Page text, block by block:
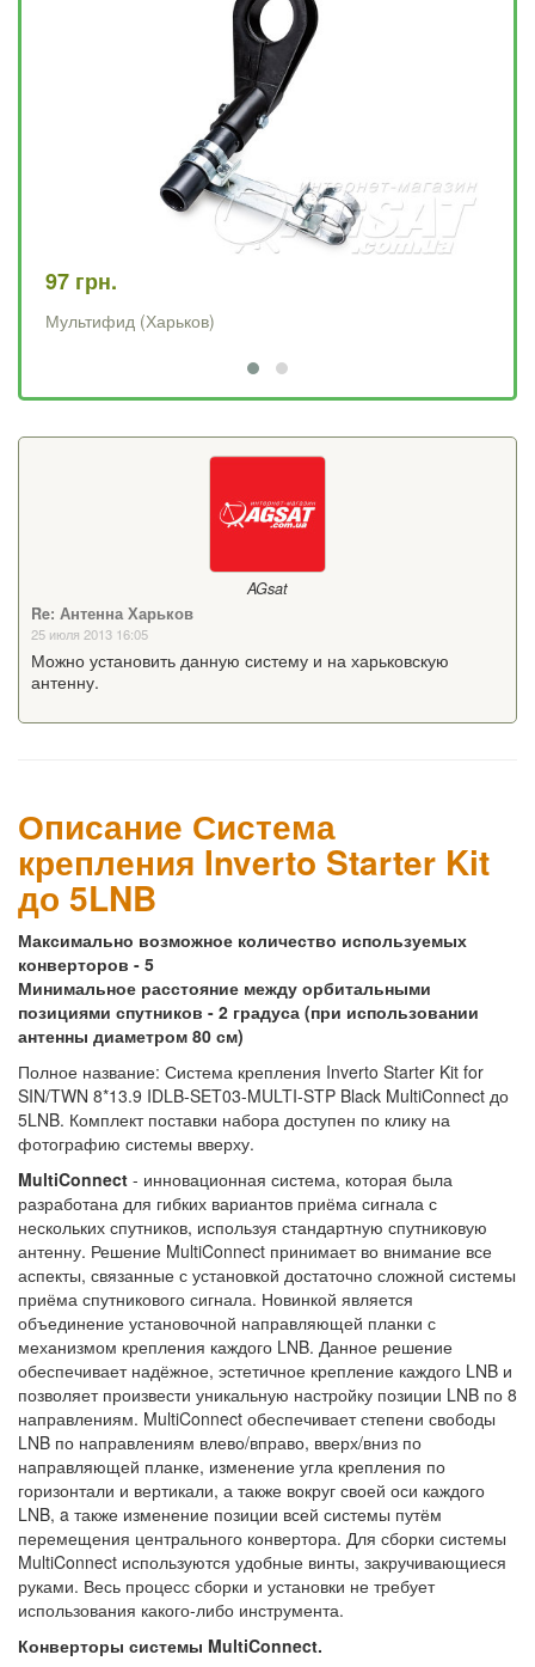
97 грн.
Мультифид (Харьков)
AGsat
Re: Антенна Харьков
25 июля 2013 16:05
Можно установить данную систему и на харьковскую
антенну.
Описание Система
крепления Inverto Starter Kit
до 5LNB
Максимально возможное количество используемых
конверторов - 5
Минимальное расстояние между орбитальными
позициями спутников - 2 градуса (при использовании
антенны диаметром 80 см)
Полное название: Система крепления Inverto Starter Kit for
SIN/TWN 8*13.9 IDLB-SET03-MULTI-STP Black MultiConnect до
5LNB. Комплект поставки набора доступен по клику на
фотографию системы вверху.
MultiConnect - инновационная система, которая была
разработана для гибких вариантов приёма сигнала с
нескольких спутников, используя стандартную спутниковую
антенну. Решение MultiConnect принимает во внимание все
аспекты, связанные с установкой достаточно сложной системы
приёма спутникового сигнала. Новинкой является
объединение установочной направляющей планки с
механизмом крепления каждого LNB. Данное решение
обеспечивает надёжное, эстетичное крепление каждого LNB и
позволяет произвести уникальную настройку позиции LNB по 8
направлениям. MultiConnect обеспечивает степени свободы
LNB по направлениям влево/вправо, вверх/вниз по
направляющей планке, изменение угла крепления по
горизонтали и вертикали, а также вокруг своей оси каждого
LNB, a также изменение позиции всей системы путём
перемещения центрального конвертора. Для сборки системы
MultiConnect используются удобные винты, закручивающиеся
руками. Весь процесс сборки и установки не требует
использования какого-либо инструмента.
Конверторы системы MultiConnect.